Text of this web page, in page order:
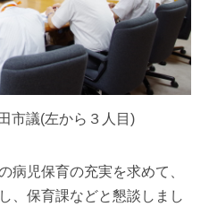
市議(左から３人目)
児保育の充実を求めて、
、保育課などと懇談しまし